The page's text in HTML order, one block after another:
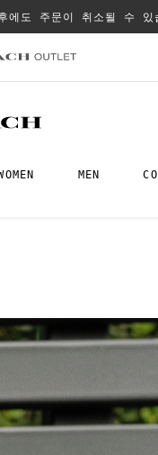
도 주문이 취소될 수 있
MEN